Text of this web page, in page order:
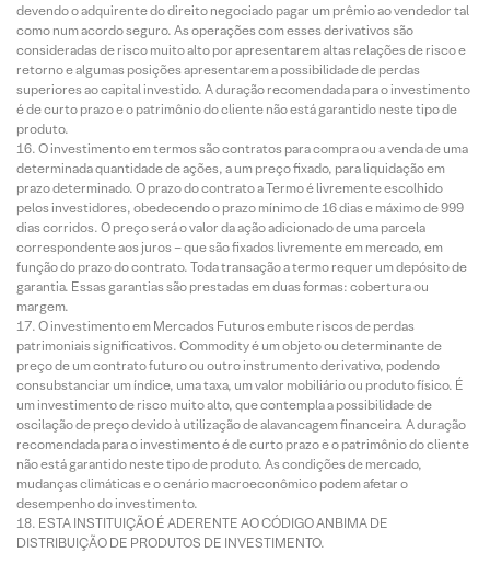
devendo o adquirente do direito negociado pagar um prêmio ao vendedor tal
como num acordo seguro. As operações com esses derivativos são
consideradas de risco muito alto por apresentarem altas relações de risco e
retorno e algumas posições apresentarem a possibilidade de perdas
superiores ao capital investido. A duração recomendada para o investimento
é de curto prazo e o patrimônio do cliente não está garantido neste tipo de
produto.
O investimento em termos são contratos para compra ou a venda de uma
determinada quantidade de ações, a um preço fixado, para liquidação em
prazo determinado. O prazo do contrato a Termo é livremente escolhido
pelos investidores, obedecendo o prazo mínimo de 16 dias e máximo de 999
dias corridos. O preço será o valor da ação adicionado de uma parcela
correspondente aos juros – que são fixados livremente em mercado, em
função do prazo do contrato. Toda transação a termo requer um depósito de
garantia. Essas garantias são prestadas em duas formas: cobertura ou
margem.
O investimento em Mercados Futuros embute riscos de perdas
patrimoniais significativos. Commodity é um objeto ou determinante de
preço de um contrato futuro ou outro instrumento derivativo, podendo
consubstanciar um índice, uma taxa, um valor mobiliário ou produto físico. É
um investimento de risco muito alto, que contempla a possibilidade de
oscilação de preço devido à utilização de alavancagem financeira. A duração
recomendada para o investimento é de curto prazo e o patrimônio do cliente
não está garantido neste tipo de produto. As condições de mercado,
mudanças climáticas e o cenário macroeconômico podem afetar o
desempenho do investimento.
ESTA INSTITUIÇÃO É ADERENTE AO CÓDIGO ANBIMA DE
DISTRIBUIÇÃO DE PRODUTOS DE INVESTIMENTO.